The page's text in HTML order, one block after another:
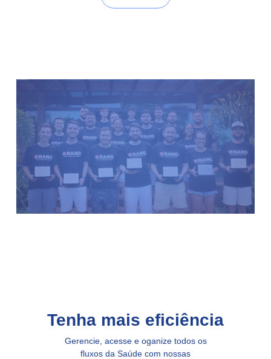
Tenha mais eficiência
Gerencie, acesse e oganize todos os
fluxos da Saúde com nossas